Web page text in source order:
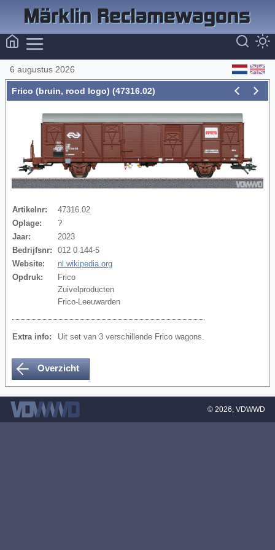
6 augustus 2026
Frico (bruin, rood logo) (47316.02)
Artikelnr:
47316.02
Oplage:
?
Jaar:
2023
Bedrijfsnr:
012 0 144-5
Website:
nl.wikipedia.org
Opdruk:
Frico
Zuivelproducten
Frico-Leeuwarden
Extra info: Uit set van 3 verschillende Frico wagons.
Overzicht
© 2026, VDWWD